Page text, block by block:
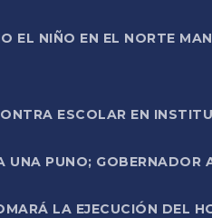
EL NIÑO EN EL NORTE
ESCOLAR EN
PUNO; GOBERNADOR
LA EJECUCIÓN DEL